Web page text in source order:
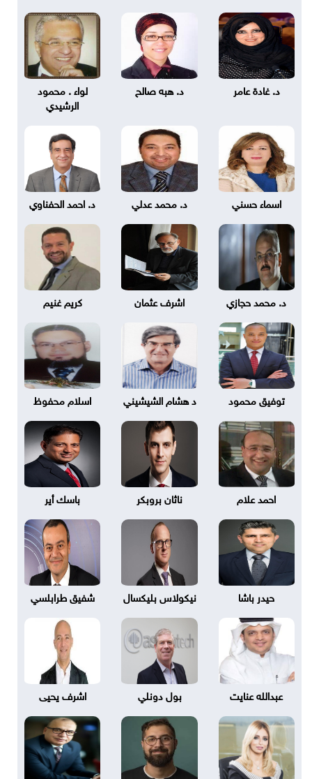
د. غادة عامر د. هبه صالح
لواء . محمود
الرشيدي
اسماء حسني د. محمد عدلي د. احمد الحفناوي
د. محمد حجازي اشرف عثمان كريم غنيم
توفيق محمود د هشام الشيشيني اسلام محفوظ
احمد علام ناثان بروبكر باسك أير
حيدر باشا نيكولاس بليكسال شفيق طرابلسي
عبدالله عنايت بول دونلي اشرف يحيى